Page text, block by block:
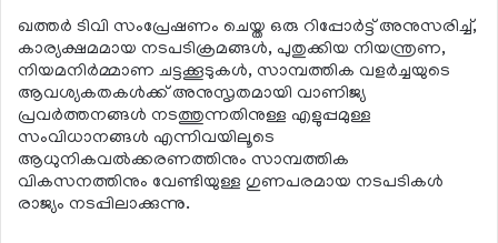
ഖത്തര്‍ ടിവി സംപ്രേഷണം ചെയ്ത ഒരു റിപ്പോര്‍ട്ട് അനുസരിച്ച്,
കാര്യക്ഷമമായ നടപടിക്രമങ്ങള്‍, പുതുക്കിയ നിയന്ത്രണ,
നിയമനിര്‍മ്മാണ ചട്ടക്കൂടുകള്‍, സാമ്പത്തിക വളര്‍ച്ചയുടെ
ആവശ്യകതകള്‍ക്ക് അനുസൃതമായി വാണിജ്യ
പ്രവര്‍ത്തനങ്ങള്‍ നടത്തുന്നതിനുള്ള എളുപ്പമുള്ള
സംവിധാനങ്ങള്‍ എന്നിവയിലൂടെ
ആധുനികവല്‍ക്കരണത്തിനും സാമ്പത്തിക
വികസനത്തിനും വേണ്ടിയുള്ള ഗുണപരമായ നടപടികള്‍
രാജ്യം നടപ്പിലാക്കുന്നു.